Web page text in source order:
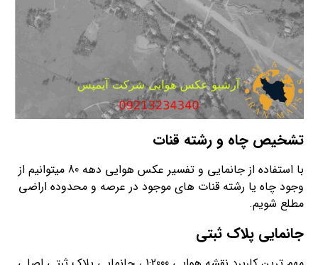
تشخیص چاه و رشته قنات
با استفاده از جانمایی و تفسیر عکس هوایی دهه 80 میتوانیم از
وجود چاه یا رشته قنات های موجود در عرصه و محدوده اراضی
مطلع شویم.
جانمایی پلاک ثبتی